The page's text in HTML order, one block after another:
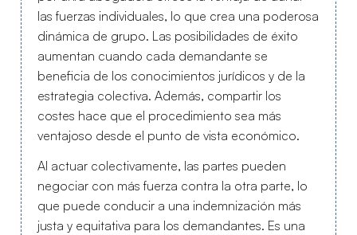
las fuerzas individuales, lo que crea una poderosa
dinámica de grupo. Las posibilidades de éxito
aumentan cuando cada demandante se
beneficia de los conocimientos jurídicos y de la
estrategia colectiva. Además, compartir los
costes hace que el procedimiento sea más
ventajoso desde el punto de vista económico.
Al actuar colectivamente, las partes pueden
negociar con más fuerza contra la otra parte, lo
que puede conducir a una indemnización más
justa y equitativa para los demandantes. Es una